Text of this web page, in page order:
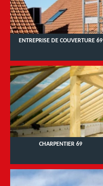
ENTREPRISE DE COUVERTURE 69
CHARPENTIER 69